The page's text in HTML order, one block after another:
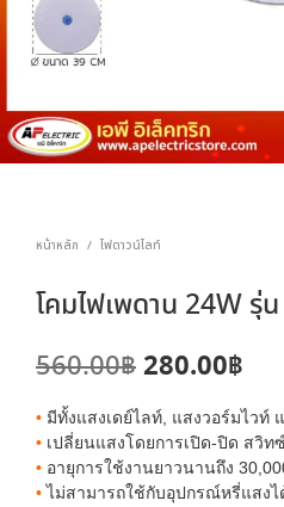
หน้าหลัก / ไฟดาวน์ไลท์
โคมไฟเพดาน 24W รุ่
560.00฿Original
price
was:
560.00฿.
280.00฿
is:
• มีทั้งแสงเดย์ไลท์, แสงวอร์มไวท์
• เปลี่ยนแสงโดยการเปิด-ปิด สวิท
• อายุการใช้งานยาวนานถึง
•ไม่สามารถใช้กับอุปกรณ์หรี่แสงไ